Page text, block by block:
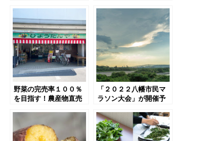
定【八幡市】
できる大吉山より、桜
だより【宇治市】
野菜の完売率１００％
を目指す！農産物直売
のスーパー「ひょうた
んや」に産直コーナー
を展開
「２０２２八幡市民マ
ラソン大会」が開催予
能な種目も【八幡市】